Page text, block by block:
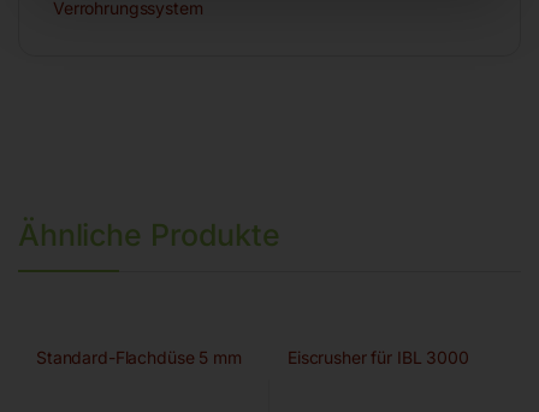
Verrohrungssystem
Ähnliche Produkte
Standard-Flachdüse 5 mm Eiscrusher für IBL 3000